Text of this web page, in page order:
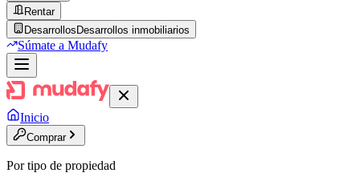
Rentar
Desarrollos Desarrollos inmobiliarios
Súmate a Mudafy
Inicio
Comprar
Por tipo de propiedad